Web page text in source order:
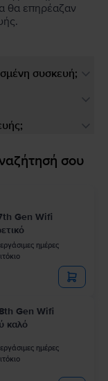
θα επηρέαζαν
συσκευή;
σου
Gen Wifi
ημέρες
Gen Wifi
καλό
ημέρες